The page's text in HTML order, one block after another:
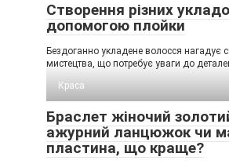
Створення різних
допомогою плойки
Бездоганно укладене волосся нагадує
мистецтва, що потребує уваги до
Краса
Браслет жіночий
ажурний ланцюжок чи
пластина, що краще?